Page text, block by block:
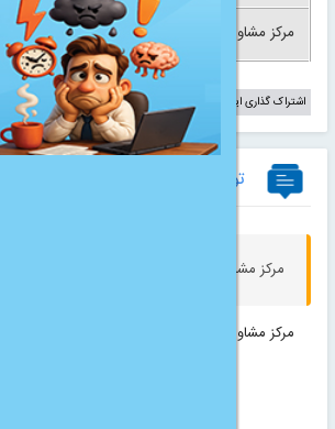
مرکز مشاوره ازدواج مرکز مشاوره کودک
اشتراک گذاری این آگهی:
توضیحات کوتاه
مرکز مشاوره روانشناسی شهید محلاتی
مرکز مشاوره روانشناسی شهید محلاتی واقع در منطقه 1 شهرداری تهران